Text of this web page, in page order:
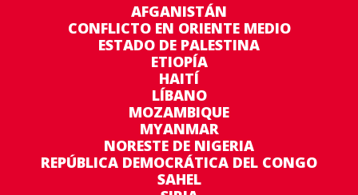
AFGANISTÁN
CONFLICTO EN ORIENTE MEDIO
ESTADO DE PALESTINA
ETIOPÍA
HAITÍ
LÍBANO
MOZAMBIQUE
MYANMAR
NORESTE DE NIGERIA
REPÚBLICA DEMOCRÁTICA DEL CONGO
SAHEL